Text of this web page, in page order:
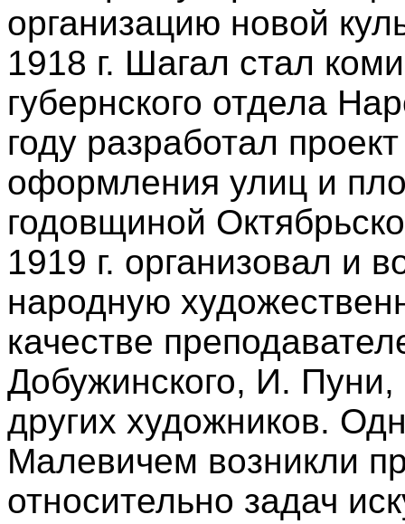
организацию новой
1918 г. Шагал стал
губернского отдела
году разработал
оформления улиц и
годовщиной
1919 г. организовал и
народную
качестве
Добужинского, И.
других художников.
Малевичем возникли
относительно задач